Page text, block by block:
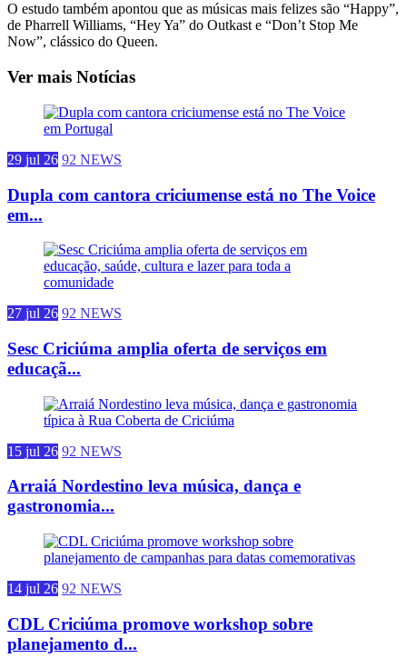
O estudo também apontou que as músicas mais felizes são “Happy”,
de Pharrell Williams, “Hey Ya” do Outkast e “Don’t Stop Me
Now”, clássico do Queen.
Ver mais Notícias
29 jul 26 92 NEWS
Dupla com cantora criciumense está no The Voice
em...
27 jul 26 92 NEWS
Sesc Criciúma amplia oferta de serviços em
educaçã...
15 jul 26 92 NEWS
Arraiá Nordestino leva música, dança e
gastronomia...
14 jul 26 92 NEWS
CDL Criciúma promove workshop sobre
planejamento d...